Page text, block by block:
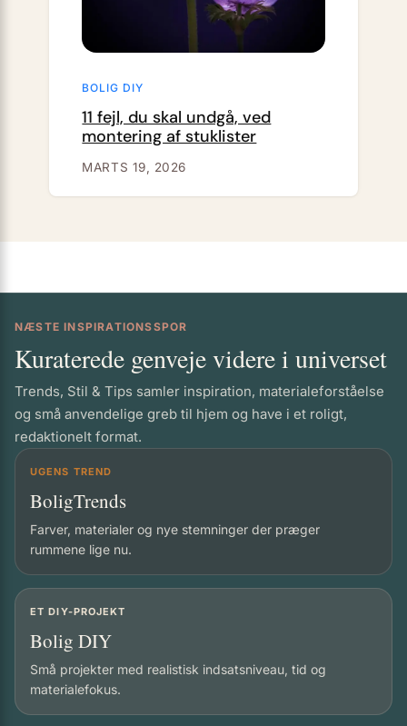
BOLIG DIY
11 fejl, du skal undgå, ved
montering af stuklister
MARTS 19, 2026
NÆSTE INSPIRATIONSSPOR
Kuraterede genveje videre i universet
Trends, Stil & Tips samler inspiration, materialeforståelse
og små anvendelige greb til hjem og have i et roligt,
redaktionelt format.
UGENS TREND
BoligTrends
Farver, materialer og nye stemninger der præger
rummene lige nu.
ET DIY-PROJEKT
Bolig DIY
Små projekter med realistisk indsatsniveau, tid og
materialefokus.